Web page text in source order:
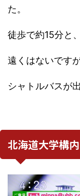
た。
徒歩で約15分と
遠くはないです
シャトルバスが
北海道大学構内